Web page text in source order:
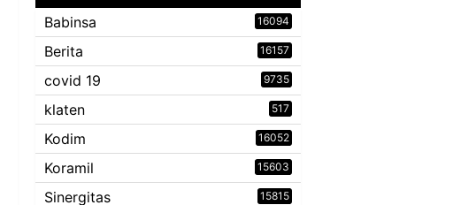
Babinsa
16094
Berita 16157
covid 19 9735
klaten 517
Kodim 16052
Koramil 15603
Sinergitas 15815